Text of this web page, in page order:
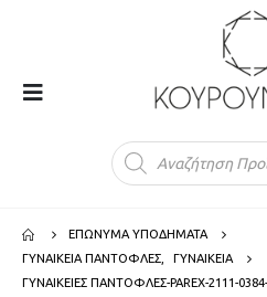
ΕΠΩΝΥΜΑ ΥΠΟΔΗΜΑΤΑ
ΓΥΝΑΙΚΕΙΑ ΠΑΝΤΟΦΛΕΣ
ΓΥΝΑΙΚΕΙΑ
ΓΥΝΑΙΚΕΙΕΣ ΠΑΝΤΟΦΛΕΣ-PAREX-2111-0384-